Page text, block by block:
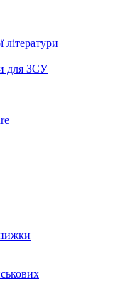
літератури
для ЗСУ